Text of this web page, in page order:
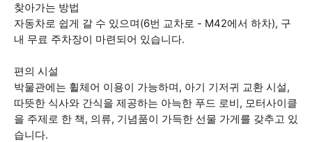
찾아가는 방법
자동차로 쉽게 갈 수 있으며(6번 교차로 - M42에서 하차), 구
내 무료 주차장이 마련되어 있습니다.
편의 시설
박물관에는 휠체어 이용이 가능하며, 아기 기저귀 교환 시설,
따뜻한 식사와 간식을 제공하는 아늑한 푸드 로비, 모터사이클
을 주제로 한 책, 의류, 기념품이 가득한 선물 가게를 갖추고 있
습니다.